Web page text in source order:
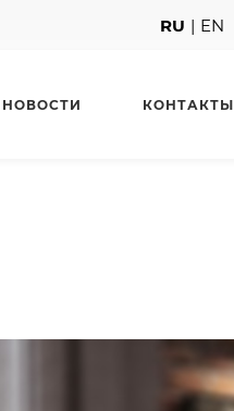
RU | EN
НОВОСТИ КОНТАКТЫ